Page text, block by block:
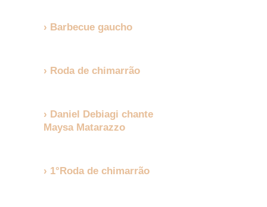
Barbecue gaucho
Roda de chimarrão
Daniel Debiagi chante
Maysa Matarazzo
1°Roda de chimarrão